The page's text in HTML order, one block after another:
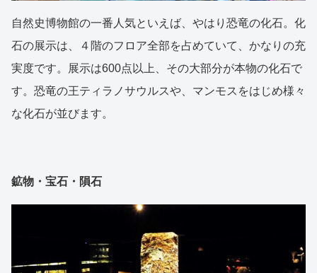
自然史博物館の一番人気といえば、やはり恐竜の化石。化
石の展示は、４階のフロア全部を占めていて、かなりの充
実度です。展示は600点以上、その大部分が本物の化石で
す。恐竜の王ティラノサウルスや、マンモスをはじめ様々
な化石が並びます。
鉱物・宝石・隕石